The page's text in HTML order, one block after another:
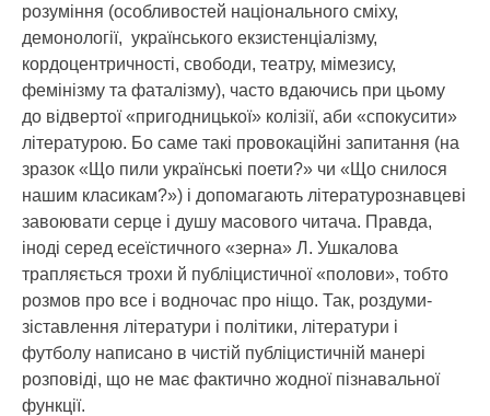
розуміння (особливостей національного сміху,
демонології, українського екзистенціалізму,
кордоцентричності, свободи, театру, мімезису,
фемінізму та фаталізму), часто вдаючись при цьому
до відвертої «пригодницької» колізії, аби «спокусити»
літературою. Бо саме такі провокаційні запитання (на
зразок «Що пили українські поети?» чи «Що снилося
нашим класикам?») і допомагають літературознавцеві
завоювати серце і душу масового читача. Правда,
іноді серед есеїстичного «зерна» Л. Ушкалова
трапляється трохи й публіцистичної «полови», тобто
розмов про все і водночас про ніщо. Так, роздуми-
зіставлення літератури і політики, літератури і
футболу написано в чистій публіцистичній манері
розповіді, що не має фактично жодної пізнавальної
функції.